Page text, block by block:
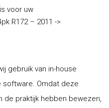
voor uw
R172 – 2011 ->
gebruik van in-house
Omdat deze
de praktijk hebben bewezen,